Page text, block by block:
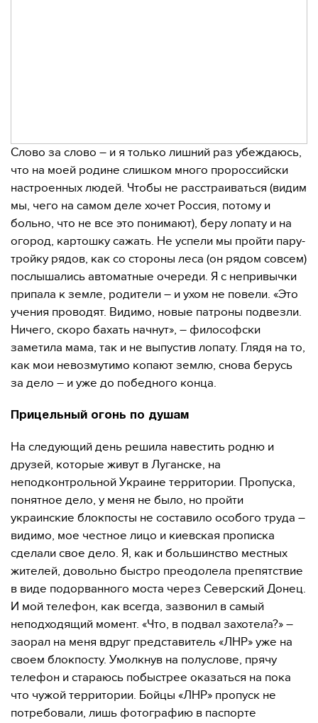
Слово за слово – и я только лишний раз убеждаюсь,
что на моей родине слишком много пророссийски
настроенных людей. Чтобы не расстраиваться (видим
мы, чего на самом деле хочет Россия, потому и
больно, что не все это понимают), беру лопату и на
огород, картошку сажать. Не успели мы пройти пару-
тройку рядов, как со стороны леса (он рядом совсем)
послышались автоматные очереди. Я с непривычки
припала к земле, родители – и ухом не повели. «Это
учения проводят. Видимо, новые патроны подвезли.
Ничего, скоро бахать начнут», – философски
заметила мама, так и не выпустив лопату. Глядя на то,
как мои невозмутимо копают землю, снова берусь
за дело – и уже до победного конца.
Прицельный огонь по душам
На следующий день решила навестить родню и
друзей, которые живут в Луганске, на
неподконтрольной Украине территории. Пропуска,
понятное дело, у меня не было, но пройти
украинские блокпосты не составило особого труда –
видимо, мое честное лицо и киевская прописка
сделали свое дело. Я, как и большинство местных
жителей, довольно быстро преодолела препятствие
в виде подорванного моста через Северский Донец.
И мой телефон, как всегда, зазвонил в самый
неподходящий момент. «Что, в подвал захотела?» –
заорал на меня вдруг представитель «ЛНР» уже на
своем блокпосту. Умолкнув на полуслове, прячу
телефон и стараюсь побыстрее оказаться на пока
что чужой территории. Бойцы «ЛНР» пропуск не
потребовали, лишь фотографию в паспорте